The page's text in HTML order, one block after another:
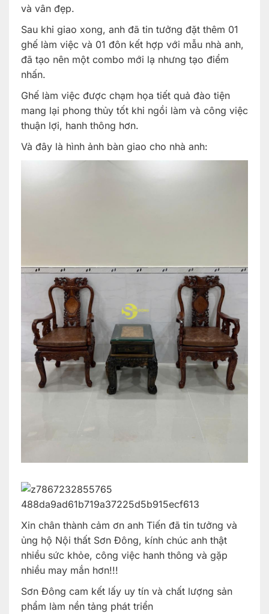
và vân đẹp.
Sau khi giao xong, anh đã tin tưởng đặt thêm 01
ghế làm việc và 01 đôn kết hợp với mẫu nhà anh,
đã tạo nên một combo mới lạ nhưng tạo điểm
nhấn.
Ghế làm việc được chạm họa tiết quả đào tiện
mang lại phong thủy tốt khi ngồi làm và công việc
thuận lợi, hanh thông hơn.
Và đây là hình ảnh bàn giao cho nhà anh:
Xin chân thành cảm ơn anh Tiến đã tin tưởng và
ủng hộ Nội thất Sơn Đông, kính chúc anh thật
nhiều sức khỏe, công việc hanh thông và gặp
nhiều may mắn hơn!!!
Sơn Đông cam kết lấy uy tín và chất lượng sản
phẩm làm nền tảng phát triển